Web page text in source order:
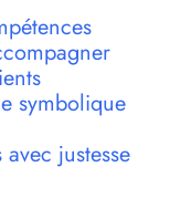
symbolique
justesse